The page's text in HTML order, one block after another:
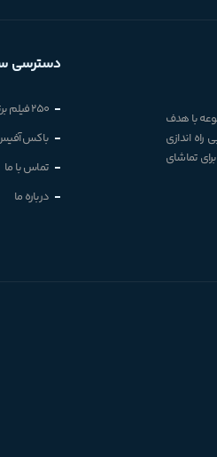
با هدف
اندازی
تماشای
دسترسی
250 فیلم برتر IMDb
باکس
تماس با ما
درباره ما